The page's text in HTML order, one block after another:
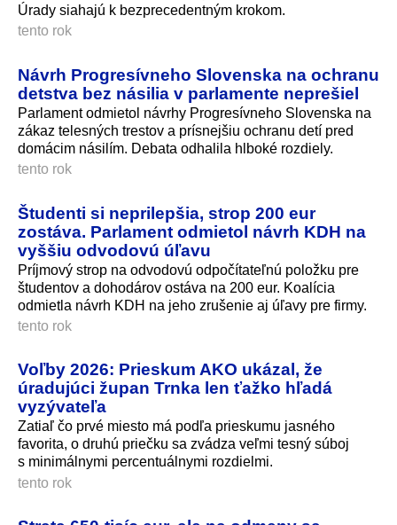
Úrady siahajú k bezprecedentným krokom.
tento rok
Návrh Progresívneho Slovenska na ochranu
detstva bez násilia v parlamente neprešiel
Parlament odmietol návrhy Progresívneho Slovenska na
zákaz telesných trestov a prísnejšiu ochranu detí pred
domácim násilím. Debata odhalila hlboké rozdiely.
tento rok
Študenti si neprilepšia, strop 200 eur
zostáva. Parlament odmietol návrh KDH na
vyššiu odvodovú úľavu
Príjmový strop na odvodovú odpočítateľnú položku pre
študentov a dohodárov ostáva na 200 eur. Koalícia
odmietla návrh KDH na jeho zrušenie aj úľavy pre firmy.
tento rok
Voľby 2026: Prieskum AKO ukázal, že
úradujúci župan Trnka len ťažko hľadá
vyzývateľa
Zatiaľ čo prvé miesto má podľa prieskumu jasného
favorita, o druhú priečku sa zvádza veľmi tesný súboj
s minimálnymi percentuálnymi rozdielmi.
tento rok